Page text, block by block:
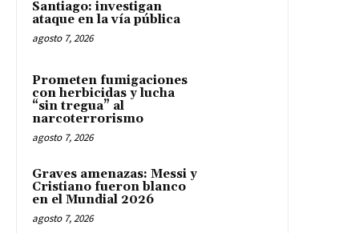
Santiago: investigan
ataque en la vía pública
agosto 7, 2026
Prometen fumigaciones
con herbicidas y lucha
“sin tregua” al
narcoterrorismo
agosto 7, 2026
Graves amenazas: Messi y
Cristiano fueron blanco
en el Mundial 2026
agosto 7, 2026